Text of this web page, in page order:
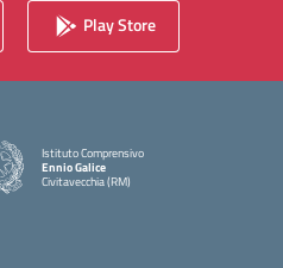
Play Store
Istituto Comprensivo
Ennio Galice
Civitavecchia (RM)